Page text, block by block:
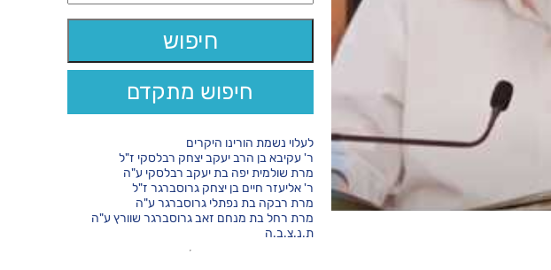
חיפוש מתקדם
לעלוי נשמת הורינו היקרים
ר' עקיבא בן הרב יעקב יצחק רבלסקי ז"ל
מרת שולמית יפה בת יעקב רבלסקי ע"ה
ר' אליעזר חיים בן יצחק גרוסברגר ז"ל
מרת רבקה בת נפתלי גרוסברגר ע"ה
מרת רחל בת מנחם זאב גרוסברגר שוורץ ע"ה
ת.נ.צ.ב.ה